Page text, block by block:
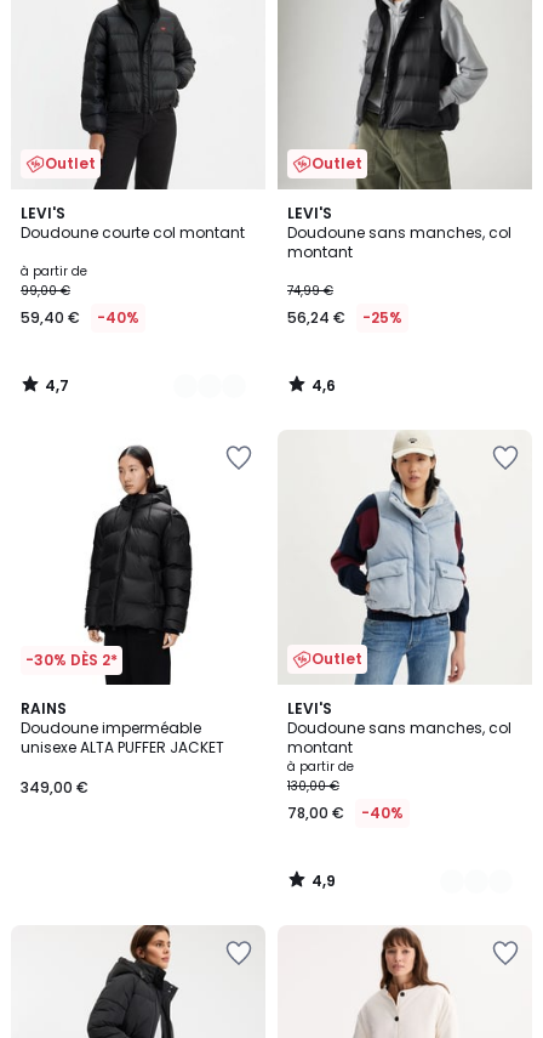
Outlet
LEVI'S
Doudoune courte col montant
à partir de
99,00 €
59,40 € -40%
4,7
/ 5
2
Couleurs
4,7
/
Outlet
LEVI'S
Doudoune sans manches, col
montant
74,99 €
56,24 € -25%
4,6
/ 5
4,6
/
-30% DÈS 2*
RAINS
Doudoune imperméable
unisexe ALTA PUFFER JACKET
349,00 €
Outlet
LEVI'S
Doudoune sans manches, col
montant
à partir de
130,00 €
78,00 € -40%
4,9
/ 5
3
Couleurs
4,9
/